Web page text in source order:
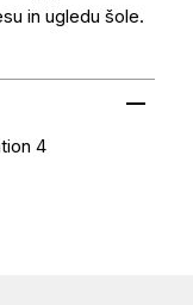
in ugledu šole.
4